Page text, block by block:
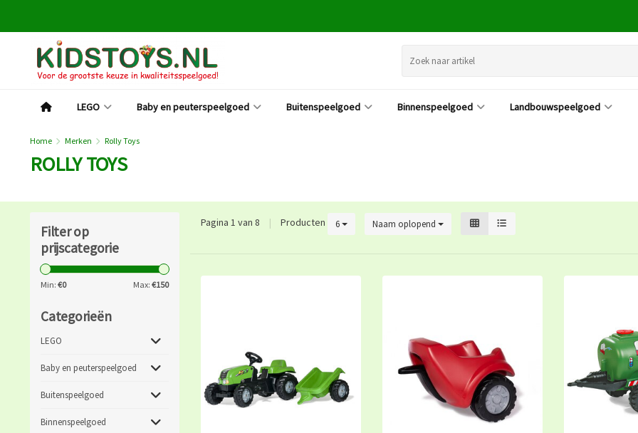
LEGO Baby en peuterspeelgoed Buitenspeelgoed Binnenspeelgoed Landbouwspeelgoed
Home Merken Rolly Toys
ROLLY TOYS
Filter op
prijscategorie
Min: €0 Max: €150
Categorieën
LEGO
Baby en peuterspeelgoed
Buitenspeelgoed
Binnenspeelgoed
Pagina 1 van 8 | Producten 6 Naam oplopend